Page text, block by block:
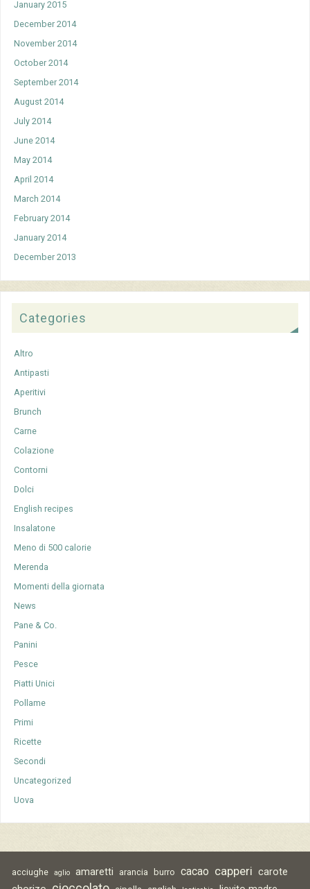
January 2015
December 2014
November 2014
October 2014
September 2014
August 2014
July 2014
June 2014
May 2014
April 2014
March 2014
February 2014
January 2014
December 2013
Categories
Altro
Antipasti
Aperitivi
Brunch
Carne
Colazione
Contorni
Dolci
English recipes
Insalatone
Meno di 500 calorie
Merenda
Momenti della giornata
News
Pane & Co.
Panini
Pesce
Piatti Unici
Pollame
Primi
Ricette
Secondi
Uncategorized
Uova
acciughe aglio amaretti arancia burro cacao capperi carote